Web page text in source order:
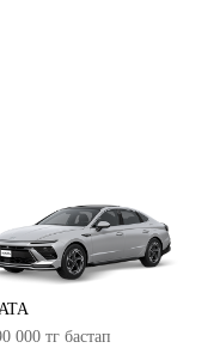
000 тг бастап